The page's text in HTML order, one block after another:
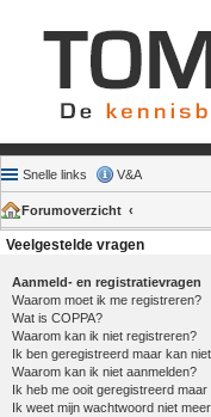
Snelle links V&A
Forumoverzicht
Veelgestelde vragen
Aanmeld- en registratievragen
Waarom moet ik me registreren?
Wat is COPPA?
Waarom kan ik niet registreren?
Ik ben geregistreerd maar kan
Waarom kan ik niet aanmelden?
Ik heb me ooit geregistreerd
Ik weet mijn wachtwoord niet